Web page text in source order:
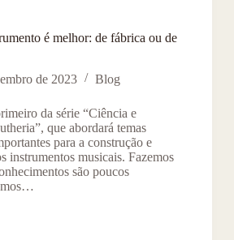
é melhor: de fábrica ou de
de 2023
Blog
da série “Ciência e
que abordará temas
para a construção e
instrumentos musicais. Fazemos
são poucos